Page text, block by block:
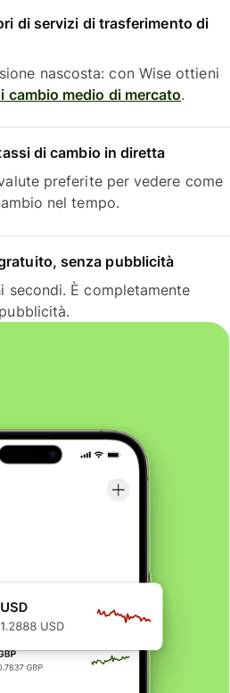
di servizi di trasferimento di
nascosta: con Wise ottieni
cambio medio di mercato.
di cambio in diretta
preferite per vedere come
nel tempo.
senza pubblicità
secondi. È completamente